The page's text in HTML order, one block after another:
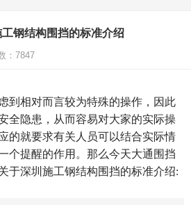
钢结构围挡的标准介绍
：7847
到相对而言较为特殊的操作，因此
全隐患，从而容易对大家的实际操
的就要求有关人员可以结合实际情
个提醒的作用。那么今天大通围挡
于深圳施工钢结构围挡的标准介绍: